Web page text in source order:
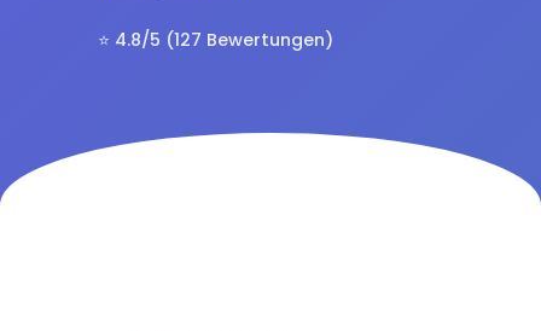
⭐ 4.8/5 (127 Bewertungen)